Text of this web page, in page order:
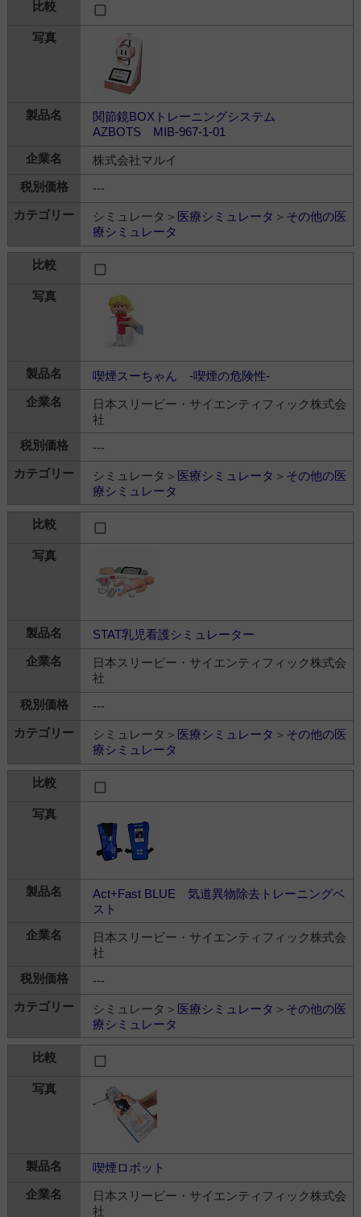
関節鏡BOXトレーニングシステム
AZBOTS MIB-967-1-01
株式会社マルイ
---
シミュレータ＞ 医療シミュレータ ＞ その他の医
療シミュレータ
喫煙スーちゃん -喫煙の危険性-
日本スリービー・サイエンティフィック株式会
社
---
シミュレータ＞ 医療シミュレータ ＞ その他の医
療シミュレータ
STAT乳児看護シミュレーター
日本スリービー・サイエンティフィック株式会
社
---
シミュレータ＞ 医療シミュレータ ＞ その他の医
療シミュレータ
Act+Fast BLUE 気道異物除去トレーニングベ
スト
日本スリービー・サイエンティフィック株式会
社
---
シミュレータ＞ 医療シミュレータ ＞ その他の医
療シミュレータ
喫煙ロボット
日本スリービー・サイエンティフィック株式会
社